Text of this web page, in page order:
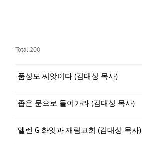
Total 200
품성도 씨앗이다 (김대성 목사)
좁은 문으로 들어가라 (김대성 목사)
엘렌 G 화잇과 재림교회 (김대성 목사)